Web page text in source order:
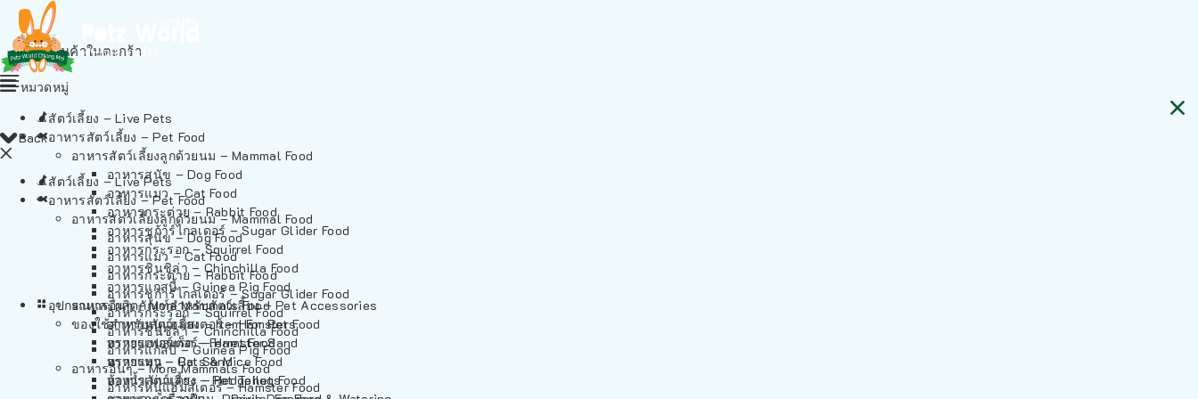
ไม่มีสินค้าในตะกร้า
Back
สัตว์เลี้ยง – Live Pets
อาหารสัตว์เลี้ยง – Pet Food
อาหารสัตว์เลี้ยงลูกด้วยนม – Mammal Food
อาหารสุนัข – Dog Food
อาหารแมว – Cat Food
อาหารกระต่าย – Rabbit Food
อาหารชูก้าร์ไกลเดอร์ – Sugar Glider Food
อาหารกระรอก – Squirrel Food
อาหารชินชิล่า – Chinchilla Food
อาหารแกสบี้ – Guinea Pig Food
อาหารอื่นๆ – More Mammals Food
อาหารหนูแฮมสเตอร์ – Hamster Food
หมวดหมู่
สัตว์เลี้ยง – Live Pets
อาหารสัตว์เลี้ยง – Pet Food
อาหารสัตว์เลี้ยงลูกด้วยนม – Mammal Food
อาหารสุนัข – Dog Food
อาหารแมว – Cat Food
อาหารกระต่าย – Rabbit Food
อาหารชูก้าร์ไกลเดอร์ – Sugar Glider Food
อาหารกระรอก – Squirrel Food
อาหารชินชิล่า – Chinchilla Food
อาหารแกสบี้ – Guinea Pig Food
อาหารอื่นๆ – More Mammals Food
อาหารหนูแฮมสเตอร์ – Hamster Food
อาหารเฟอร์เร็ต – Ferret Food
อาหารหนู – Rats & Mice Food
อาหารเม่นแคระ – Hedgehog Food
อุปกรณและผลิตภัณฑ์สำหรับสัตว์เลี้ยง – Pet Accessories
ของใช้สำหรับสัตว์เลี้ยง – Item For Pets
ทรายแฮมสเตอร์ – Hamster Sand
ทรายแมว – Cat Sand
ห้องน้ำสัตว์เลี้ยง – Pet Toilets